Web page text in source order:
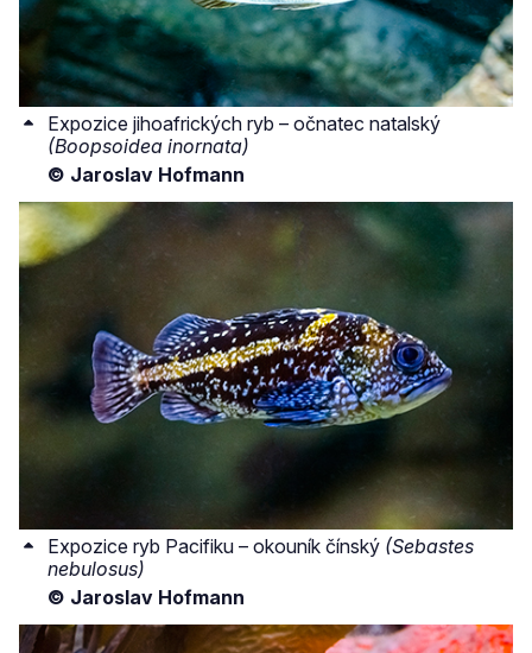
Expozice jihoafrických ryb – očnatec natalský
(Boopsoidea inornata)
© Jaroslav Hofmann
Expozice ryb Pacifiku – okouník čínský (Sebastes
nebulosus)
© Jaroslav Hofmann